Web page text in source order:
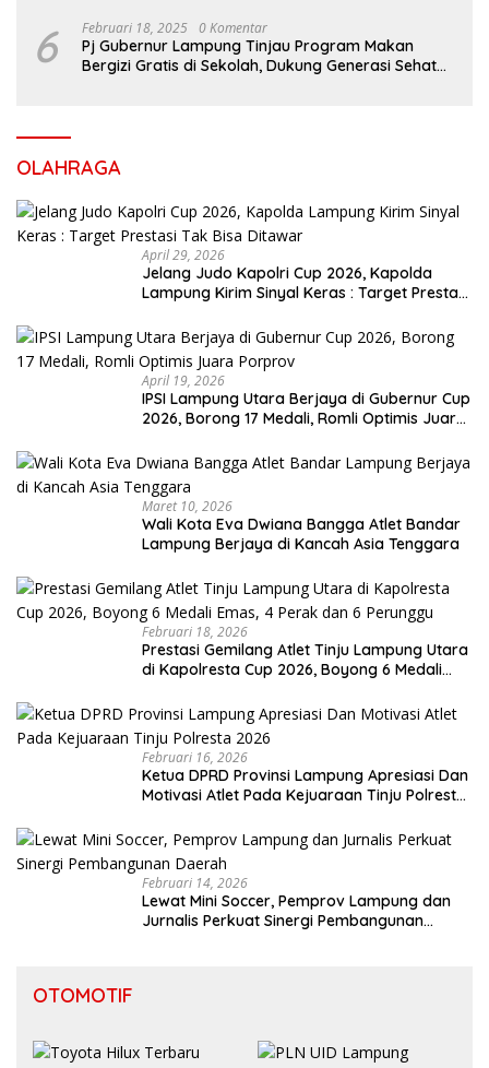
6 Februari 18, 2025 0 Komentar
Pj Gubernur Lampung Tinjau Program Makan
Bergizi Gratis di Sekolah, Dukung Generasi Sehat
OLAHRAGA
April 29, 2026
Jelang Judo Kapolri Cup 2026, Kapolda
Lampung Kirim Sinyal Keras : Target Prestasi
April 19, 2026
IPSI Lampung Utara Berjaya di Gubernur Cup
2026, Borong 17 Medali, Romli Optimis Juara
Maret 10, 2026
Wali Kota Eva Dwiana Bangga Atlet Bandar
Lampung Berjaya di Kancah Asia Tenggara
Februari 18, 2026
Prestasi Gemilang Atlet Tinju Lampung Utara
di Kapolresta Cup 2026, Boyong 6 Medali
Februari 16, 2026
Ketua DPRD Provinsi Lampung Apresiasi Dan
Motivasi Atlet Pada Kejuaraan Tinju Polresta
Februari 14, 2026
Lewat Mini Soccer, Pemprov Lampung dan
Jurnalis Perkuat Sinergi Pembangunan
OTOMOTIF